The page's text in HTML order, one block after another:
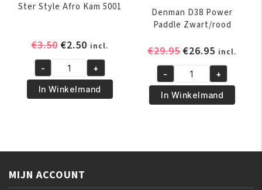
Ster Style Afro Kam 5001
€3.50 Oorspronkelijke
was:
€3.50.
€2.50Huidige
prijs
is:
€2.50.
incl.
Ster
Style
Afro
- +
In Winkelmand
Denman D38 Power
Paddle Zwart/rood
€29.95
was:
€29.95.
€26.95 Huidige
prijs
is:
€26.95.
incl.
Denman
D38
Power
aantal
- +
In Winkelmand
MIJN ACCOUNT